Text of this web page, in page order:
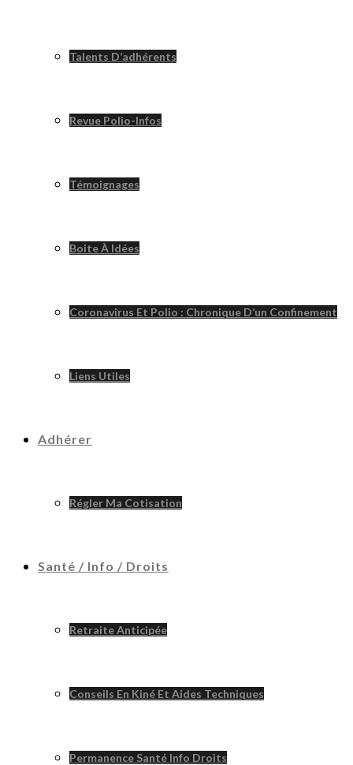
Talents D’adhérents
Revue Polio-Infos
Témoignages
Boite À Idées
Coronavirus Et Polio : Chronique D’un Confinement
Liens Utiles
Adhérer
Régler Ma Cotisation
Santé / Info / Droits
Retraite Anticipée
Conseils En Kiné Et Aides Techniques
Permanence Santé Info Droits